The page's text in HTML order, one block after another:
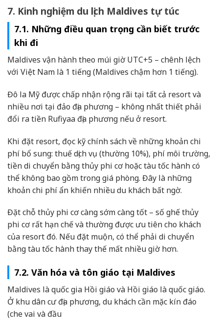
7. Kinh nghiệm du lịch Maldives tự túc
7.1. Những điều quan trọng cần biết trước
khi đi
Maldives vận hành theo múi giờ UTC+5 – chênh lệch
với Việt Nam là 1 tiếng (Maldives chậm hơn 1 tiếng).
Đô la Mỹ được chấp nhận rộng rãi tại tất cả resort và
nhiều nơi tại đảo địa phương – không nhất thiết phải
đổi ra tiền Rufiyaa địa phương nếu ở resort.
Khi đặt resort, đọc kỹ chính sách về những khoản chi
phí bổ sung: thuế dịch vụ (thường 10%), phí môi trường,
tiền di chuyển bằng thủy phi cơ hoặc tàu tốc hành có
thể không bao gồm trong giá phòng. Đây là những
khoản chi phí ẩn khiến nhiều du khách bất ngờ.
Đặt chỗ thủy phi cơ càng sớm càng tốt – số ghế thủy
phi cơ rất hạn chế và thường được ưu tiên cho khách
của resort đó. Nếu đặt muộn, có thể phải di chuyển
bằng tàu tốc hành thay thế mất nhiều giờ hơn.
7.2. Văn hóa và tôn giáo tại Maldives
Maldives là quốc gia Hồi giáo và Hồi giáo là quốc giáo.
Ở khu dân cư địa phương, du khách cần mặc kín đáo
(che vai và đầu